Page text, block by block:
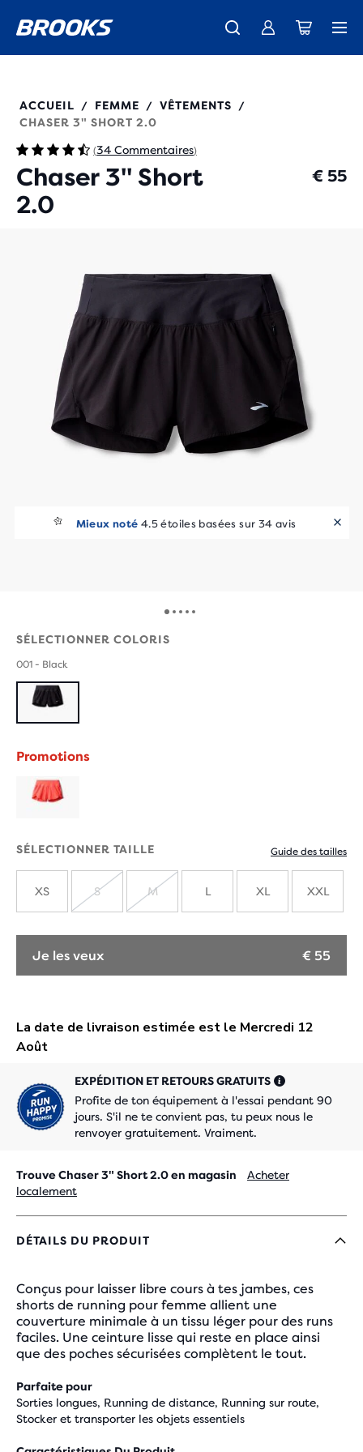
Expéditions gratuites sur les achats de plus de € 100
La toute nouvelle Ghost Amp est là - Acheter Femme Homme
Découvre la nouvelle collection Cascadia - Acheter maintenant
221705
ACCUEIL / FEMME / VÊTEMENTS
/
CHASER 3" SHORT 2.0
(34 Commentaires)
Chaser 3" Short
2.0
€ 55
Mieux noté 4.5 étoiles basées sur 34 avis
SÉLECTIONNER COLORIS
001 - Black
Promotions
SÉLECTIONNER TAILLE Guide des tailles
XS
ÉPUISÉ
S M L XL XXL
Je les veux € 55
EXPÉDITION ET RETOURS GRATUITS
Profite de ton équipement à l'essai pendant 90
jours. S'il ne te convient pas, tu peux nous le
renvoyer gratuitement. Vraiment.
Trouve Chaser 3" Short 2.0 en magasin
Acheter
localement
DÉTAILS DU PRODUIT
Conçus pour laisser libre cours à tes jambes, ces
shorts de running pour femme allient une
couverture minimale à un tissu léger pour des runs
faciles. Une ceinture lisse qui reste en place ainsi
que des poches sécurisées complètent le tout.
Parfaite pour
Sorties longues, Running de distance, Running sur route,
Stocker et transporter les objets essentiels